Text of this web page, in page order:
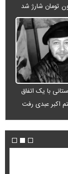
با یک اتفاق
اکبر عبدی رفت